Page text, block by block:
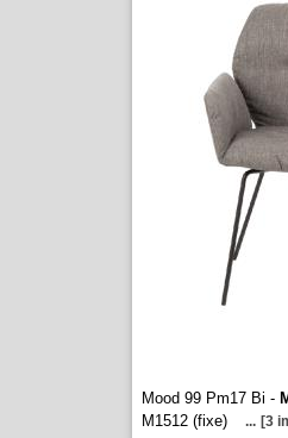
Mood 99 Pm17 Bi -
M1512 (fixe)
... [3